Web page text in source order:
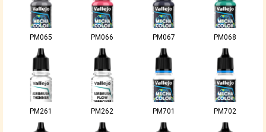
PM065 PM066 PM067 PM068
PM261 PM262 PM701 PM702